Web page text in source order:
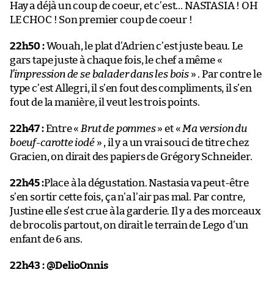
Hay a déjà un coup de coeur, et c’est… NASTASIA ! OH
LE CHOC ! Son premier coup de coeur !
22h50 :Wouah, le plat d’Adrien c’est juste beau. Le
gars tape juste à chaque fois, le chef a même «
l’impression de se balader dans les bois» . Par contre le
type c’est Allegri, il s’en fout des compliments, il s’en
fout de la manière, il veut les trois points.
22h47 :Entre « Brut de pommes» et « Ma version du
boeuf-carotte iodé» , il y a un vrai souci de titre chez
Gracien, on dirait des papiers de Grégory Schneider.
22h45 :Place à la dégustation. Nastasia va peut-être
s’en sortir cette fois, ça n’a l’air pas mal. Par contre,
Justine elle s’est crue à la garderie. Il y a des morceaux
de brocolis partout, on dirait le terrain de Lego d’un
enfant de 6 ans.
22h43 :@DelioOnnis